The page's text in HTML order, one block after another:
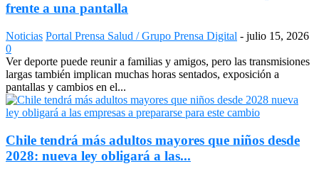
frente a una pantalla
Noticias Portal Prensa Salud / Grupo Prensa Digital - julio 15, 2026
0
Ver deporte puede reunir a familias y amigos, pero las transmisiones
largas también implican muchas horas sentados, exposición a
pantallas y cambios en el...
Chile tendrá más adultos mayores que niños desde
2028: nueva ley obligará a las...